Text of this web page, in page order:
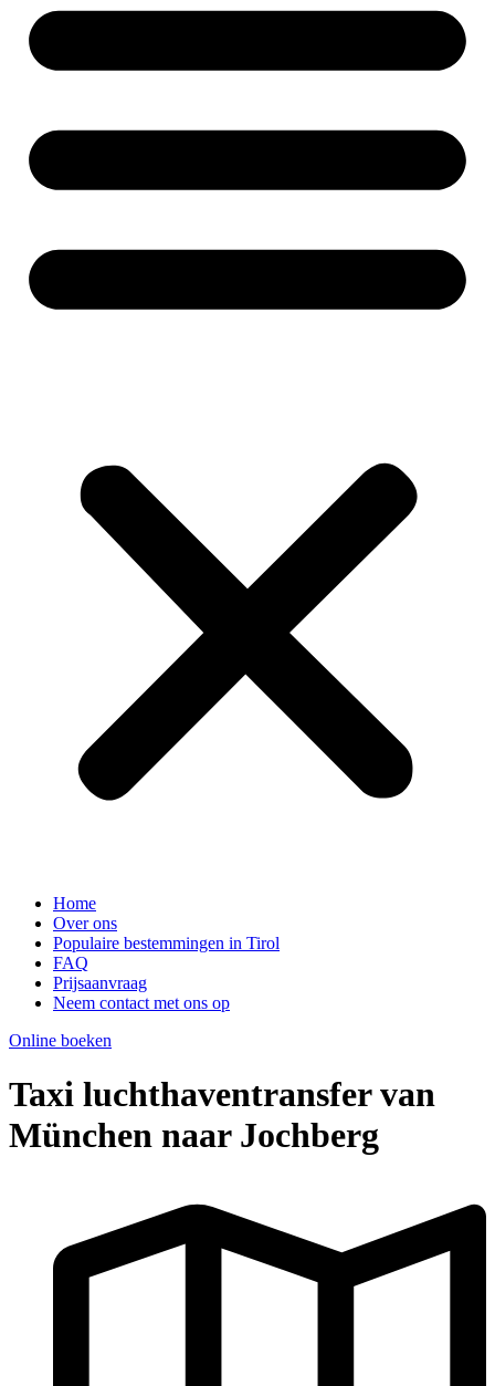
Home
Over ons
Populaire bestemmingen in Tirol
FAQ
Prijsaanvraag
Neem contact met ons op
Online boeken
Taxi luchthaventransfer van
München naar Jochberg